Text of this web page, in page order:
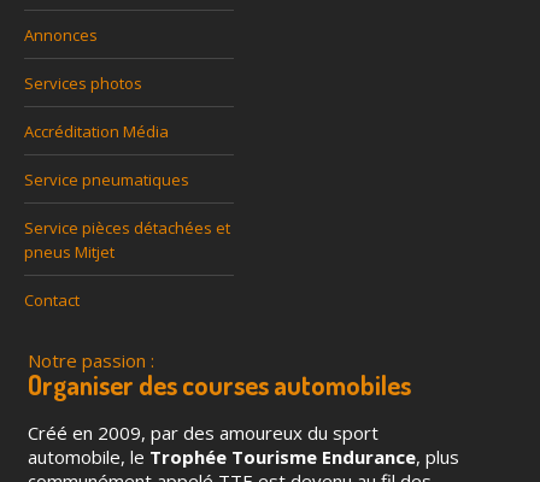
Annonces
Services photos
Accréditation Média
Service pneumatiques
Service pièces détachées et
pneus Mitjet
Contact
Notre passion :
Organiser des courses automobiles
Créé en 2009, par des amoureux du sport
automobile, le Trophée Tourisme Endurance, plus